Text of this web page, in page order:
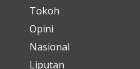
Tokoh
Opini
Nasional
Liputan